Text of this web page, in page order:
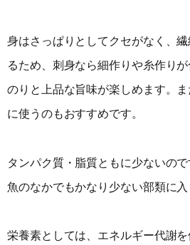
身はさっぱりとしてクセがなく、
るため、刺身なら細作りや糸作り
のりと上品な旨味が楽しめます。
に使うのもおすすめです。
タンパク質・脂質ともに少ないの
魚のなかでもかなり少ない部類に入
栄養素としては、エネルギー代謝